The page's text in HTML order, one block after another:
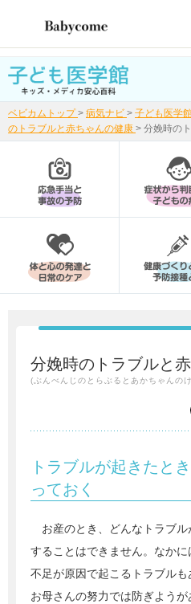
ベビカムトップ > 病気ナビ > 子ども医学
のトラブルと赤ちゃんの健康 > 分娩時の
分娩時のトラブルと
(ぶんべんじのとらぶるとあかちゃんの
トラブルが起きたと
っておく
お産のとき、どんなトラブル
することはできません。なか
不足が原因で起こるトラブルも
お母さんの努力では防ぎようが